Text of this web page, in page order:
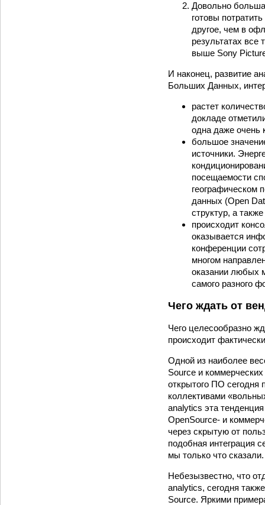
Довольно
готовы
другое, чем в
результатах все
выше Sony
И наконец, развитие
Больших Данных,
растет
докладе
одна даже очень
большое
источники.
посещаемости
географическом
данных (Open
структур, а
происходит
оказывается
конференции
многом
оказании любых
самого разного
Чего ждать от
Чего целесообразно
происходит
Одной из наиболее
Source и
открытого ПО сегодня
коллективами
analytics эта
OpenSource- и
через скрытую от
подобная интеграция
мы только что сказали.
Небезызвестно, что
analytics, сегодня
Source. Яркими